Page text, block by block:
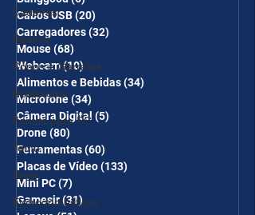
Cadeiras
Realme
Copos e Garrafas
Notebooks
Fontes para PC
Temu
Shein
Eletrodomésticos
Cabos USB(20)
Carregadores(32)
Mouse(68)
Webcam(10)10 posts
Alimentos e Bebidas(34)
Microfone(34)
Câmera Digital (5)
Drone(80)
Ferramentas(60)
Placas de Vídeo(133)
Mini PC(7)
Gamesir(31)31 posts